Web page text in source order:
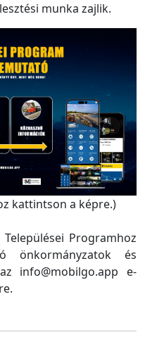
munka zajlik.
kattintson a képre.)
Programhoz
önkormányzatok és
info@mobilgo.app e-